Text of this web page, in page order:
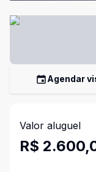
Agendar
Valor aluguel
R$